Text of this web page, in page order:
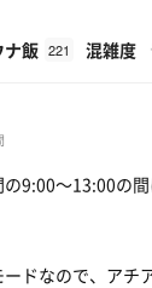
ナ飯 221 混雑度
9:00〜13:00の
ドなので、アチ